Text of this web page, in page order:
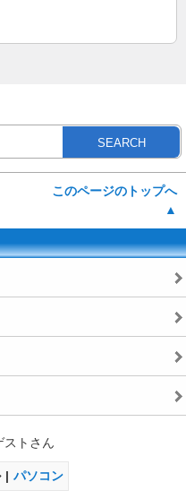
SEARCH
このページのトップへ
▲
トさん
パソコン